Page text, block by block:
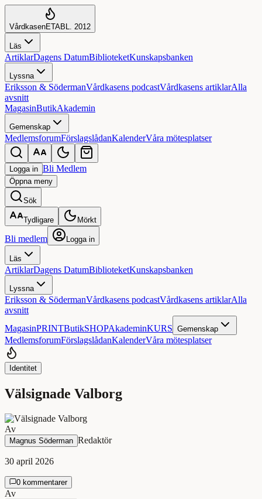
VårdkasenETABL. 2012
Läs
ArtiklarDagens DatumBiblioteketKunskapsbanken
Lyssna
Eriksson & SödermanVårdkasens podcastVårdkasens artiklarAlla
avsnitt
MagasinButikAkademin
Gemenskap
MedlemsforumFörslagslådanKalenderVåra mötesplatser
Logga in Bli Medlem
Öppnameny
Sök
Tydligare Mörkt
Bli medlem Logga in
Läs
ArtiklarDagens DatumBiblioteketKunskapsbanken
Lyssna
Eriksson & SödermanVårdkasens podcastVårdkasens artiklarAlla
avsnitt
MagasinPRINTButikSHOPAkademinKURS Gemenskap
MedlemsforumFörslagslådanKalenderVåra mötesplatser
Identitet
Välsignade Valborg
Av
Magnus Söderman Redaktör
30 april 2026
0 kommentarer
Av